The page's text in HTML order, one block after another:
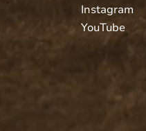
Instagram
YouTube